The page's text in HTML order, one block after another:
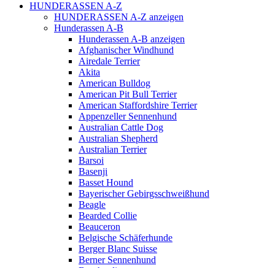
HUNDERASSEN A-Z
HUNDERASSEN A-Z anzeigen
Hunderassen A-B
Hunderassen A-B anzeigen
Afghanischer Windhund
Airedale Terrier
Akita
American Bulldog
American Pit Bull Terrier
American Staffordshire Terrier
Appenzeller Sennenhund
Australian Cattle Dog
Australian Shepherd
Australian Terrier
Barsoi
Basenji
Basset Hound
Bayerischer Gebirgsschweißhund
Beagle
Bearded Collie
Beauceron
Belgische Schäferhunde
Berger Blanc Suisse
Berner Sennenhund